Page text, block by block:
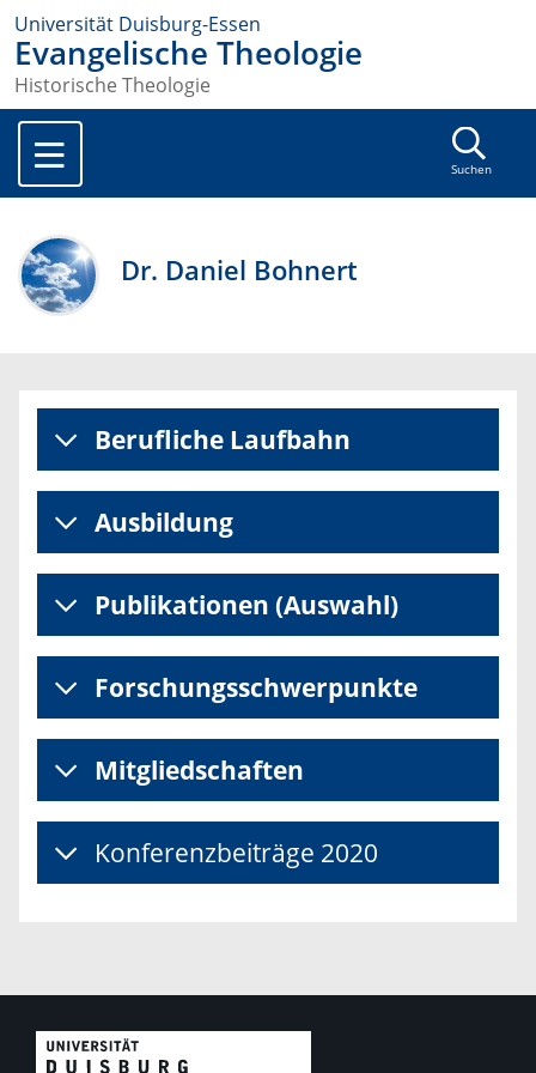
Universität Duisburg-Essen
Evangelische Theologie
Historische Theologie
Suchen
Dr. Daniel Bohnert
Berufliche Laufbahn
Ausbildung
Publikationen (Auswahl)
Forschungsschwerpunkte
Mitgliedschaften
Konferenzbeiträge 2020